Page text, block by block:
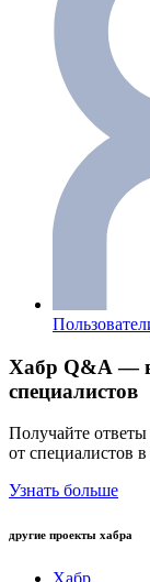
Хабр Q&A —
специалистов
Получайте
от специалистов
Узнать больше
другие проекты хабра